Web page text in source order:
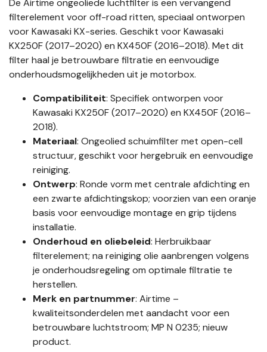
De Airtime ongeoliede luchtfilter is een vervangend
filterelement voor off-road ritten, speciaal ontworpen
voor Kawasaki KX-series. Geschikt voor Kawasaki
KX250F (2017–2020) en KX450F (2016–2018). Met dit
filter haal je betrouwbare filtratie en eenvoudige
onderhoudsmogelijkheden uit je motorbox.
Compatibiliteit: Specifiek ontworpen voor
Kawasaki KX250F (2017–2020) en KX450F (2016–
2018).
Materiaal: Ongeolied schuimfilter met open-cell
structuur, geschikt voor hergebruik en eenvoudige
reiniging.
Ontwerp: Ronde vorm met centrale afdichting en
een zwarte afdichtingskop; voorzien van een oranje
basis voor eenvoudige montage en grip tijdens
installatie.
Onderhoud en oliebeleid: Herbruikbaar
filterelement; na reiniging olie aanbrengen volgens
je onderhoudsregeling om optimale filtratie te
herstellen.
Merk en partnummer: Airtime –
kwaliteitsonderdelen met aandacht voor een
betrouwbare luchtstroom; MP N 0235; nieuw
product.